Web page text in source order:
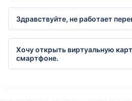
Здравствуйте, не работает
Хочу открыть виртуальную
смартфоне.